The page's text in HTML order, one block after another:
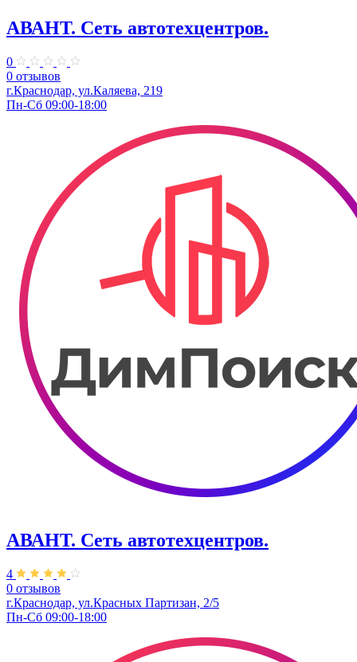
АВАНТ. ​Сеть автотехцентров.
0
0 отзывов
г.Краснодар, ул.Каляева, 219
Пн-Сб 09:00-18:00
АВАНТ. ​Сеть автотехцентров.
4
0 отзывов
г.Краснодар, ул.Красных Партизан, 2/5
Пн-Сб 09:00-18:00